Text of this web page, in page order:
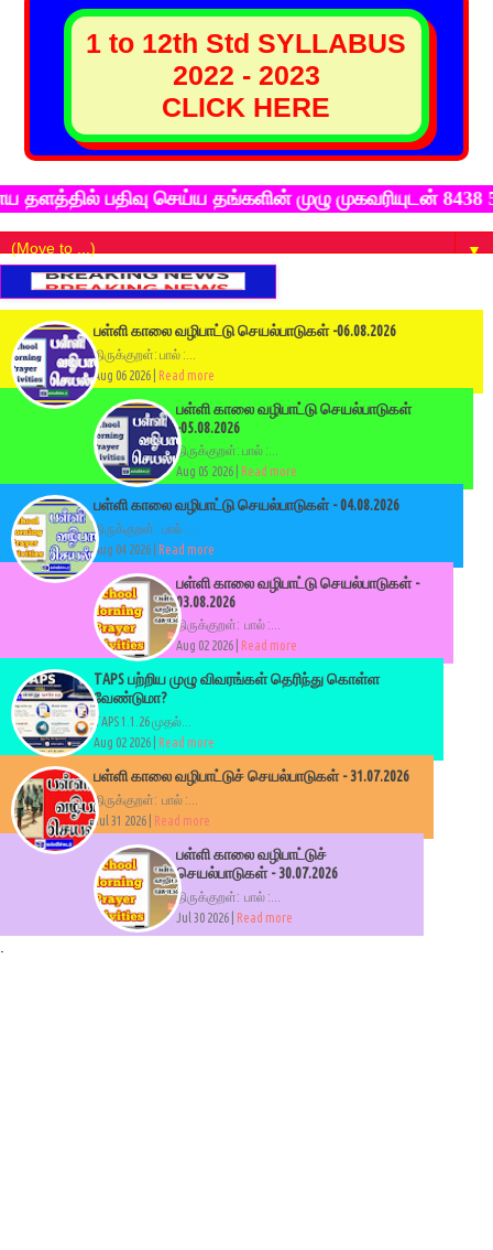
1 to 12th Std SYLLABUS
2022 - 2023
CLICK HERE
செய்ய தங்களின் முழு முகவரியுடன் 8438 569
▼
பள்ளி காலை வழிபாட்டு செயல்பாடுகள் -06.08.2026
திருக்குறள்: பால் :...
Aug 06 2026 |
Read more
பள்ளி காலை வழிபாட்டு செயல்பாடுகள்
-05.08.2026
திருக்குறள்: பால் :...
Aug 05 2026 | Read more
பள்ளி காலை வழிபாட்டு செயல்பாடுகள் - 04.08.2026
திருக்குறள்: பால் :...
Aug 04 2026 | Read more
பள்ளி காலை வழிபாட்டு செயல்பாடுகள் -
03.08.2026
திருக்குறள்: பால் :...
Aug 02 2026 |
Read more
TAPS பற்றிய முழு விவரங்கள் தெரிந்து கொள்ள
வேண்டுமா?
TAPS 1.1.26 முதல்...
Aug 02 2026 | Read more
பள்ளி காலை வழிபாட்டுச் செயல்பாடுகள் - 31.07.2026
திருக்குறள்: பால் :...
Jul 31 2026 |
Read more
பள்ளி காலை வழிபாட்டுச்
செயல்பாடுகள் - 30.07.2026
திருக்குறள்: பால் :...
Jul 30 2026 |
Read more